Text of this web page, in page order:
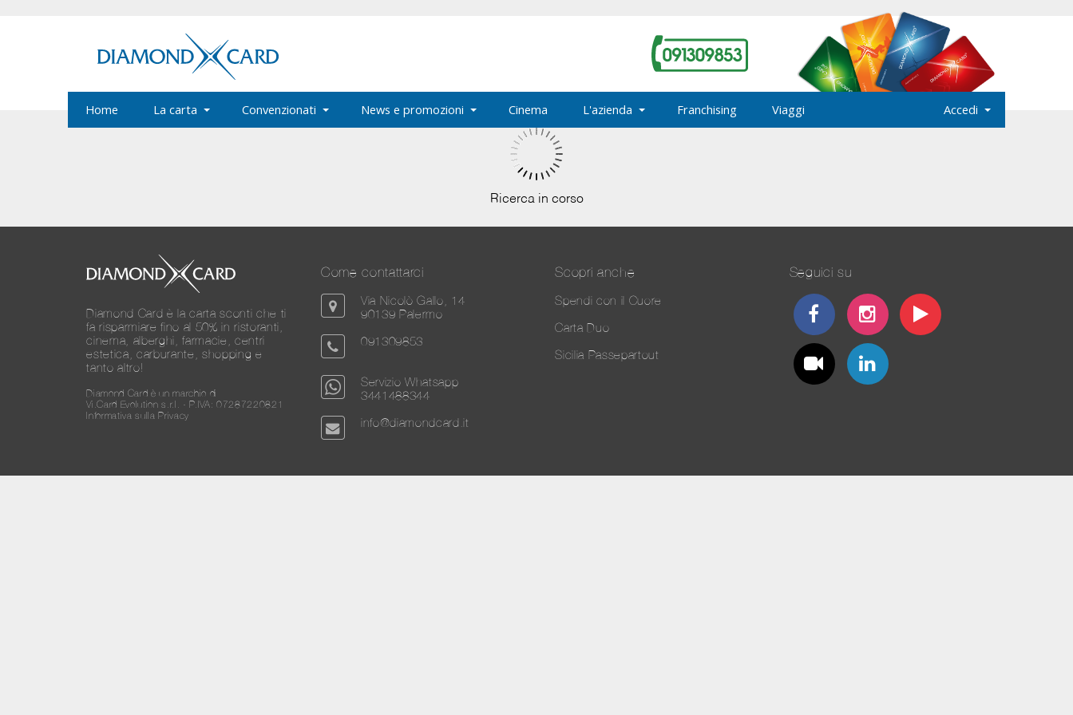
Home La carta Convenzionati News e promozioni Cinema L'azienda Franchising Viaggi Accedi
Ricerca in corso
Diamond Card è la carta sconti che ti
fa risparmiare fino al 50% in ristoranti,
cinema, alberghi, farmacie, centri
estetica, carburante, shopping e
tanto altro!
Diamond Card è un marchio di
Vi.Card Evolution s.r.l. - P.IVA: 07287220821
Informativa sulla Privacy
Come contattarci
Via Nicolò Gallo, 14
90139 Palermo
091309853
Servizio Whatsapp
3441488344
info@diamondcard.it
Scopri anche
Spendi con il Cuore
Carta Duo
Sicilia Passepartout
Seguici su